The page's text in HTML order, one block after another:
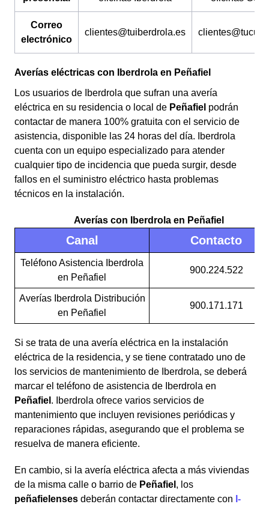
Correo
electrónico
clientes@tuiberdrola.es
Averías eléctricas con Iberdrola en Peñafiel
Los usuarios de Iberdrola que sufran una avería
eléctrica en su residencia o local de Peñafiel podrán
contactar de manera 100% gratuita con el servicio de
asistencia, disponible las 24 horas del día. Iberdrola
cuenta con un equipo especializado para atender
cualquier tipo de incidencia que pueda surgir, desde
fallos en el suministro eléctrico hasta problemas
técnicos en la instalación.
Averías con Iberdrola en Peñafiel
Canal Contacto
Teléfono Asistencia Iberdrola
en Peñafiel
900.224.522
Averías Iberdrola Distribución
en Peñafiel
900.171.171
Si se trata de una avería eléctrica en la instalación
eléctrica de la residencia, y se tiene contratado uno de
los servicios de mantenimiento de Iberdrola, se deberá
marcar el teléfono de asistencia de Iberdrola en
Peñafiel . Iberdrola ofrece varios servicios de
mantenimiento que incluyen revisiones periódicas y
reparaciones rápidas, asegurando que el problema se
resuelva de manera eficiente.
En cambio, si la avería eléctrica afecta a más viviendas
de la misma calle o barrio de Peñafiel , los
peñafielenses deberán contactar directamente con I-